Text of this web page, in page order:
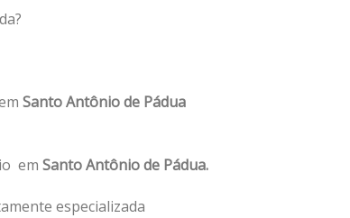
Santo Antônio de Pádua
em Santo Antônio de Pádua.
especializada